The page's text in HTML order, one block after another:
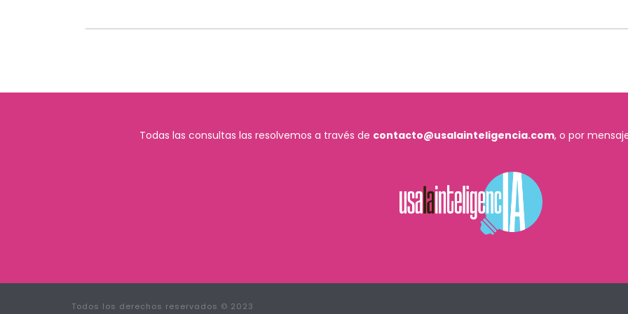
Todas las consultas las resolvemos a través de contacto@usalainteligencia.com, o por
Todos los derechos reservados © 2023